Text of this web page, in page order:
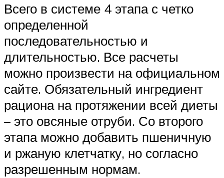
Всего в системе 4 этапа с четко
определенной
последовательностью и
длительностью. Все расчеты
можно произвести на официальном
сайте. Обязательный ингредиент
рациона на протяжении всей диеты
– это овсяные отруби. Со второго
этапа можно добавить пшеничную
и ржаную клетчатку, но согласно
разрешенным нормам.